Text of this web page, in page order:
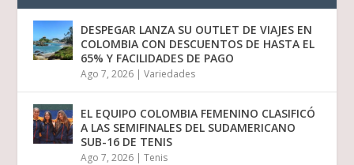
DESPEGAR LANZA SU OUTLET DE VIAJES EN
COLOMBIA CON DESCUENTOS DE HASTA EL
65% Y FACILIDADES DE PAGO
Ago 7, 2026 |Variedades
EL EQUIPO COLOMBIA FEMENINO CLASIFICÓ
A LAS SEMIFINALES DEL SUDAMERICANO
SUB-16 DE TENIS
Ago 7, 2026 |Tenis